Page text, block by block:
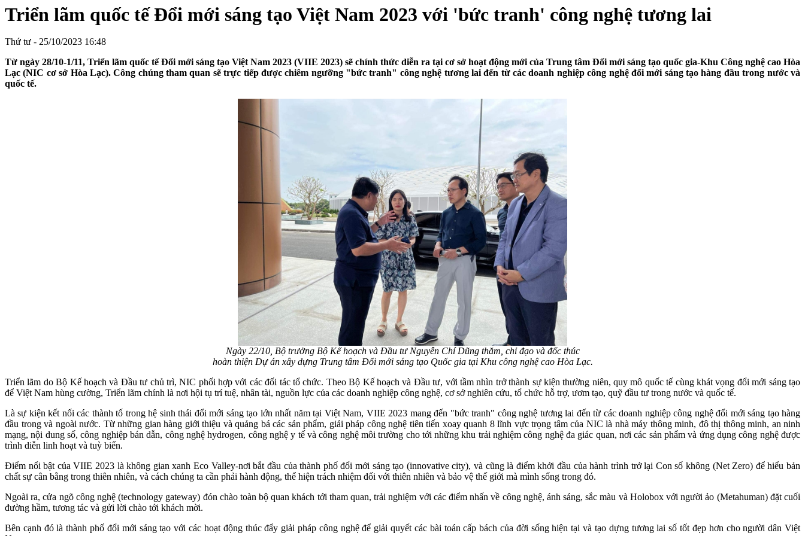
Triển lãm quốc tế Đổi mới sáng tạo Việt Nam 2023 với 'bức tranh' công nghệ tương lai
Thứ tư - 25/10/2023 16:48
Từ ngày 28/10-1/11, Triển lãm quốc tế Đổi mới sáng tạo Việt Nam 2023 (VIIE 2023) sẽ chính thức diễn ra tại cơ sở hoạt động mới của Trung tâm Đổi mới sáng tạo quốc gia-Khu Công nghệ cao Hòa
Lạc (NIC cơ sở Hòa Lạc). Công chúng tham quan sẽ trực tiếp được chiêm ngưỡng "bức tranh" công nghệ tương lai đến từ các doanh nghiệp công nghệ đổi mới sáng tạo hàng đầu trong nước và
quốc tế.
Ngày 22/10, Bộ trưởng Bộ Kế hoạch và Đầu tư Nguyễn Chí Dũng thăm, chỉ đạo và đốc thúc
hoàn thiện Dự án xây dựng Trung tâm Đổi mới sáng tạo Quốc gia tại Khu công nghệ cao Hòa Lạc.
Triển lãm do Bộ Kế hoạch và Đầu tư chủ trì, NIC phối hợp với các đối tác tổ chức. Theo Bộ Kế hoạch và Đầu tư, với tầm nhìn trở thành sự kiện thường niên, quy mô quốc tế cùng khát vọng đổi mới sáng tạo
để Việt Nam hùng cường, Triển lãm chính là nơi hội tụ trí tuệ, nhân tài, nguồn lực của các doanh nghiệp công nghệ, cơ sở nghiên cứu, tổ chức hỗ trợ, ươm tạo, quỹ đầu tư trong nước và quốc tế.
Là sự kiện kết nối các thành tố trong hệ sinh thái đổi mới sáng tạo lớn nhất năm tại Việt Nam, VIIE 2023 mang đến "bức tranh" công nghệ tương lai đến từ các doanh nghiệp công nghệ đổi mới sáng tạo hàng
đầu trong và ngoài nước. Từ những gian hàng giới thiệu và quảng bá các sản phẩm, giải pháp công nghệ tiên tiến xoay quanh 8 lĩnh vực trọng tâm của NIC là nhà máy thông minh, đô thị thông minh, an ninh
mạng, nội dung số, công nghiệp bán dẫn, công nghệ hydrogen, công nghệ y tế và công nghệ môi trường cho tới những khu trải nghiệm công nghệ đa giác quan, nơi các sản phẩm và ứng dụng công nghệ được
trình diễn linh hoạt và tuỳ biến.
Điểm nổi bật của VIIE 2023 là không gian xanh Eco Valley-nơi bắt đầu của thành phố đổi mới sáng tạo (innovative city), và cũng là điểm khởi đầu của hành trình trở lại Con số không (Net Zero) để hiểu bản
chất sự cân bằng trong thiên nhiên, và cách chúng ta cần phải hành động, thể hiện trách nhiệm đối với thiên nhiên và bảo vệ thế giới mà mình sống trong đó.
Ngoài ra, cửa ngõ công nghệ (technology gateway) đón chào toàn bộ quan khách tới tham quan, trải nghiệm với các điểm nhấn về công nghệ, ánh sáng, sắc màu và Holobox với người ảo (Metahuman) đặt cuối
đường hầm, tương tác và gửi lời chào tới khách mời.
Bên cạnh đó là thành phố đổi mới sáng tạo với các hoạt động thúc đẩy giải pháp công nghệ để giải quyết các bài toán cấp bách của đời sống hiện tại và tạo dựng tương lai số tốt đẹp hơn cho người dân Việt